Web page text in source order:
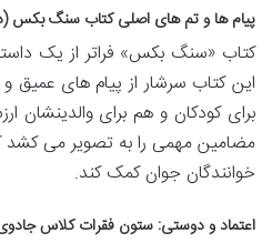
پیام ها و تم های اصلی کتاب سنگ بکس
کتاب «سنگ بکس» فراتر از یک
این کتاب سرشار از پیام های
برای کودکان و هم برای والدینشان
مضامین مهمی را به تصویر می
خوانندگان جوان کمک کند.
اعتماد و دوستی: ستون فقرات کلاس